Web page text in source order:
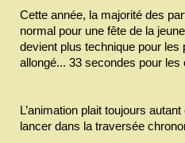
Cette année, la majorité des
normal pour une fête de la
devient plus technique pour les
allongé... 33 secondes pour les
L’animation plait toujours
lancer dans la traversée